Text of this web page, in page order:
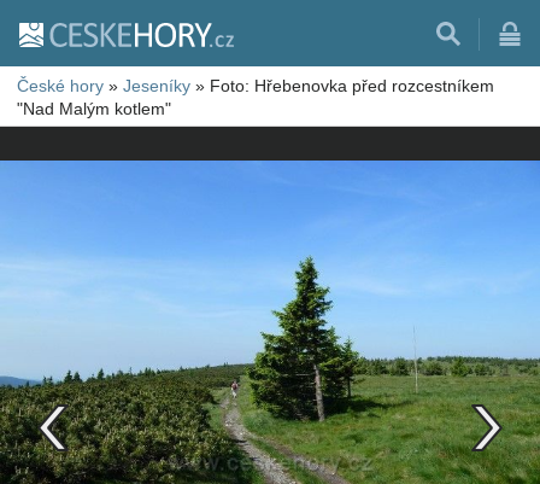
České hory » Jeseníky » Foto: Hřebenovka před rozcestníkem
"Nad Malým kotlem"